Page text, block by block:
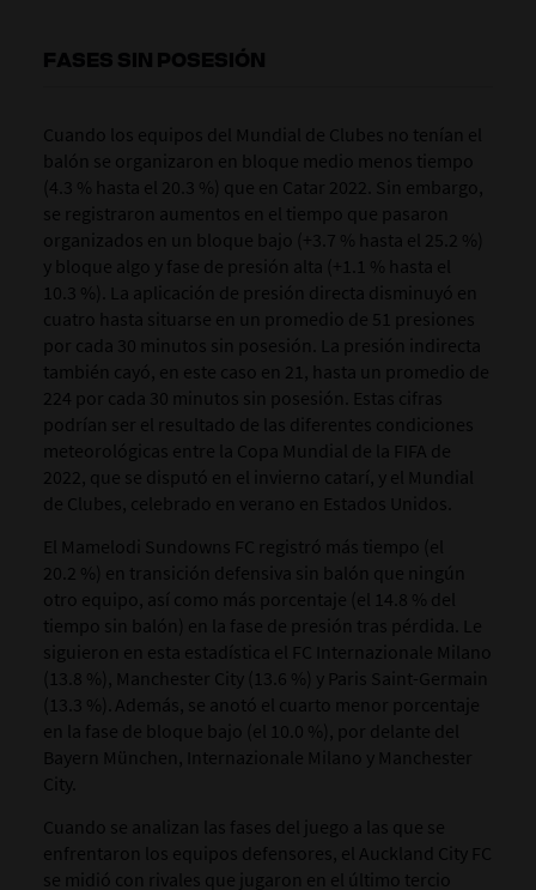
FASES SIN POSESIÓN
Cuando los equipos del Mundial de Clubes no tenían el
balón se organizaron en bloque medio menos tiempo
(4.3 % hasta el 20.3 %) que en Catar 2022. Sin embargo,
se registraron aumentos en el tiempo que pasaron
organizados en un bloque bajo (+3.7 % hasta el 25.2 %)
y bloque algo y fase de presión alta (+1.1 % hasta el
10.3 %). La aplicación de presión directa disminuyó en
cuatro hasta situarse en un promedio de 51 presiones
por cada 30 minutos sin posesión. La presión indirecta
también cayó, en este caso en 21, hasta un promedio de
224 por cada 30 minutos sin posesión. Estas cifras
podrían ser el resultado de las diferentes condiciones
meteorológicas entre la Copa Mundial de la FIFA de
2022, que se disputó en el invierno catarí, y el Mundial
de Clubes, celebrado en verano en Estados Unidos.
El Mamelodi Sundowns FC registró más tiempo (el
20.2 %) en transición defensiva sin balón que ningún
otro equipo, así como más porcentaje (el 14.8 % del
tiempo sin balón) en la fase de presión tras pérdida. Le
siguieron en esta estadística el FC Internazionale Milano
(13.8 %), Manchester City (13.6 %) y Paris Saint-Germain
(13.3 %). Además, se anotó el cuarto menor porcentaje
en la fase de bloque bajo (el 10.0 %), por delante del
Bayern München, Internazionale Milano y Manchester
City.
Cuando se analizan las fases del juego a las que se
enfrentaron los equipos defensores, el Auckland City FC
se midió con rivales que jugaron en el último tercio